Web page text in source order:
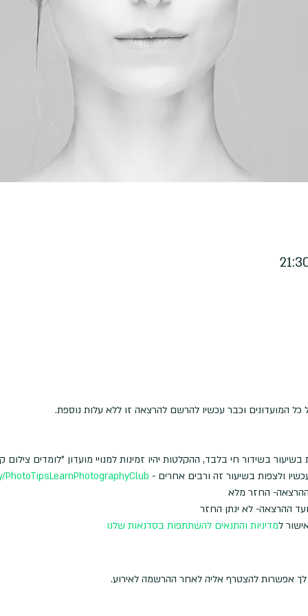
כל המועדונים וכבר עכשיו להרשם להרצאה זו ללא עלות נוספת.
בשידור חי בלבד, ההקלטות יהיו זמינות למנויי מועדון "לומדים
ולצפות בשיעור זה ורבים אחרים -
למדיניות והתנאים להשתתפות בסדנאות שלנו
לך אפשרות להצטרף אליה לאחר ההרשמה לאירוע.